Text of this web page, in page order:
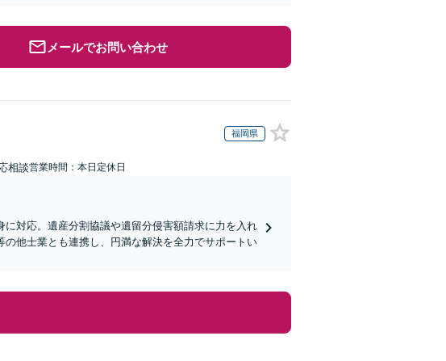
メールでお問い合わせ
福岡県
相談営業時間：本日定休日
に対応。遺産分割協議や遺留分侵害額請求に力を入れ
他士業とも連携し、円満な解決を全力でサポートい